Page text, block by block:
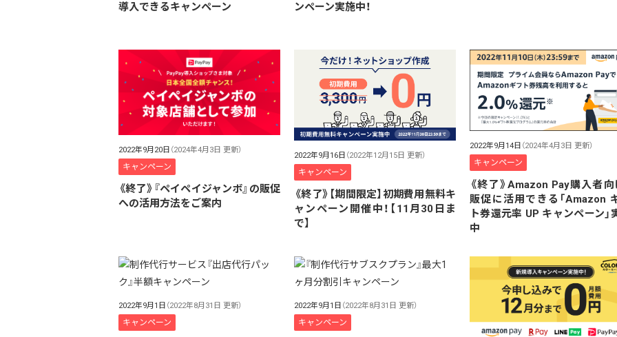
導入できるキャンペーン
ンペーン実施中！
2022年9月20日 （2024年4月3日 更新）
キャンペーン
《終了》『ペイペイジャンボ』の販促
への活用方法をご案内
2022年9月16日 （2022年12月15日 更新）
キャンペーン
《終了》【期間限定】初期費用無料キ
ャンペーン開催中！【11月30日ま
で】
2022年9月14日 （2024年4月3日 更新）
キャンペーン
《終了》Amazon Pay購入者向
販促に活用できる「Amazon
ト券還元率 UP キャンペーン」
中
2022年9月1日 （2022年8月31日 更新）
キャンペーン
2022年9月1日 （2022年8月31日 更新）
キャンペーン